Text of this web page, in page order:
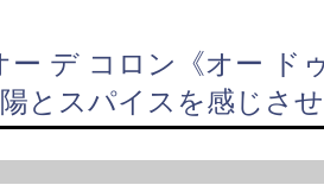
ー デ コロン《オー ド
とスパイスを感じさ